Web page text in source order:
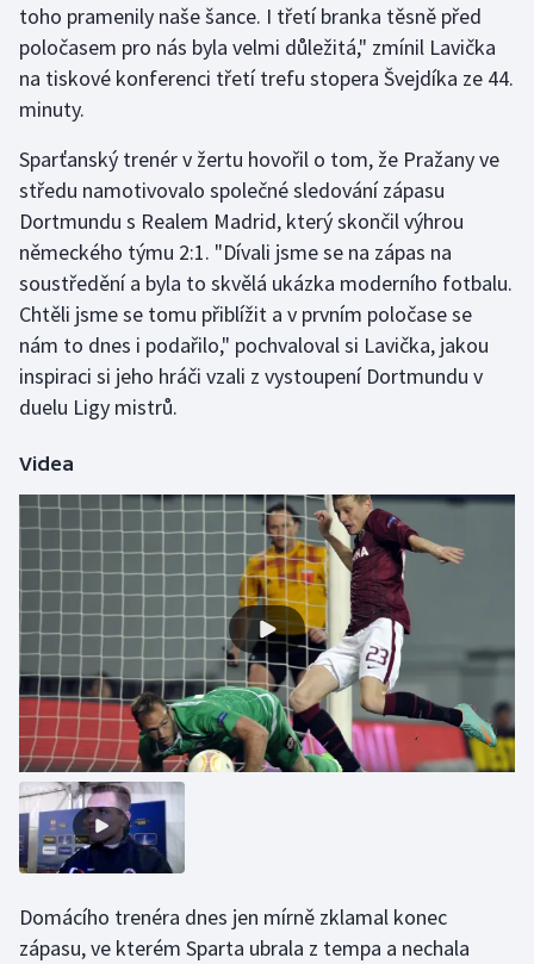
Golf
Gymnastika
Házená
Jezdectví
Judo
Krasobruslení
Lezení
Moderní pětiboj
Motorsport
Olympijské hry
Parasport
Plavání
Plážový volejbal
Ragby
Rychlostní kanoistika
toho pramenily naše šance. I třetí branka těsně před
poločasem pro nás byla velmi důležitá," zmínil Lavička
na tiskové konferenci třetí trefu stopera Švejdíka ze 44.
minuty.
Sparťanský trenér v žertu hovořil o tom, že Pražany ve
středu namotivovalo společné sledování zápasu
Dortmundu s Realem Madrid, který skončil výhrou
německého týmu 2:1. "Dívali jsme se na zápas na
soustředění a byla to skvělá ukázka moderního fotbalu.
Chtěli jsme se tomu přiblížit a v prvním poločase se
nám to dnes i podařilo," pochvaloval si Lavička, jakou
inspiraci si jeho hráči vzali z vystoupení Dortmundu v
duelu Ligy mistrů.
Videa
Domácího trenéra dnes jen mírně zklamal konec
zápasu, ve kterém Sparta ubrala z tempa a nechala